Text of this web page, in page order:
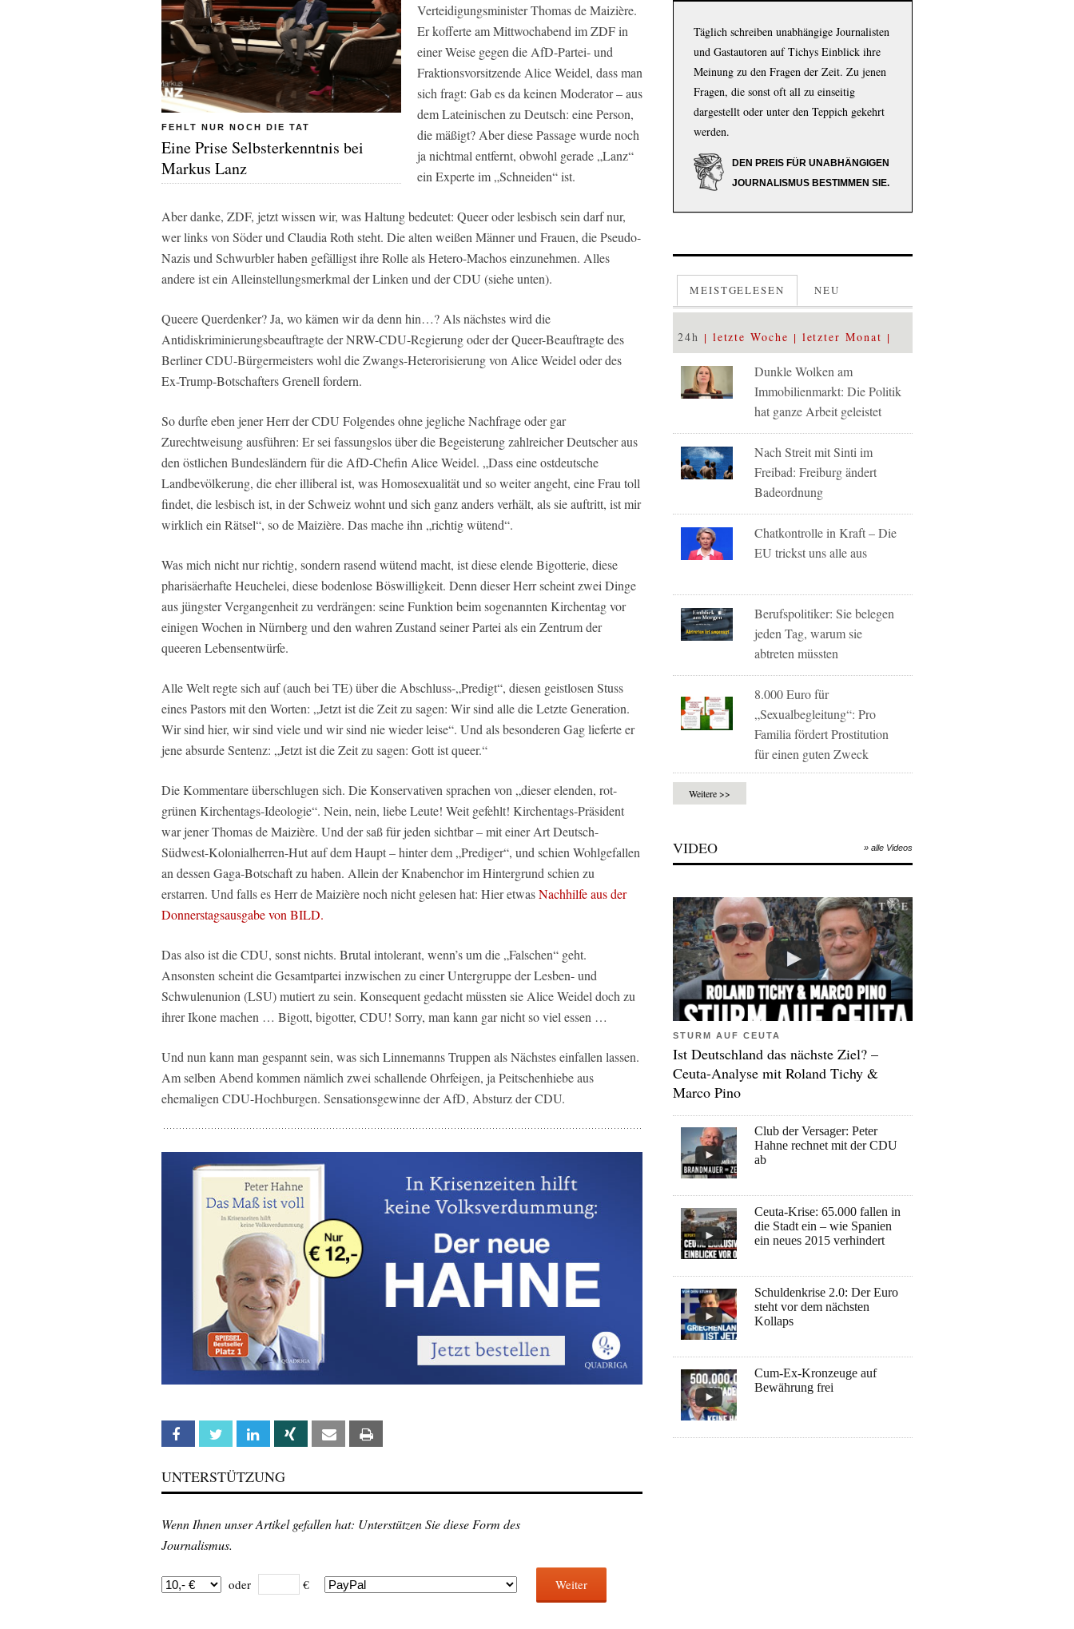
FEHLT NUR NOCH DIE TAT
Eine Prise Selbsterkenntnis bei
Markus Lanz
Verteidigungsminister Thomas de Maizière.
Er kofferte am Mittwochabend im ZDF in
einer Weise gegen die AfD-Partei- und
Fraktionsvorsitzende Alice Weidel, dass man
sich fragt: Gab es da keinen Moderator – aus
dem Lateinischen zu Deutsch: eine Person,
die mäßigt? Aber diese Passage wurde noch
ja nichtmal entfernt, obwohl gerade „Lanz“
ein Experte im „Schneiden“ ist.
Aber danke, ZDF, jetzt wissen wir, was Haltung bedeutet: Queer oder lesbisch sein darf nur,
wer links von Söder und Claudia Roth steht. Die alten weißen Männer und Frauen, die Pseudo-
Nazis und Schwurbler haben gefälligst ihre Rolle als Hetero-Machos einzunehmen. Alles
andere ist ein Alleinstellungsmerkmal der Linken und der CDU (siehe unten).
Queere Querdenker? Ja, wo kämen wir da denn hin…? Als nächstes wird die
Antidiskriminierungsbeauftragte der NRW-CDU-Regierung oder der Queer-Beauftragte des
Berliner CDU-Bürgermeisters wohl die Zwangs-Heterorisierung von Alice Weidel oder des
Ex-Trump-Botschafters Grenell fordern.
So durfte eben jener Herr der CDU Folgendes ohne jegliche Nachfrage oder gar
Zurechtweisung ausführen: Er sei fassungslos über die Begeisterung zahlreicher Deutscher aus
den östlichen Bundesländern für die AfD-Chefin Alice Weidel. „Dass eine ostdeutsche
Landbevölkerung, die eher illiberal ist, was Homosexualität und so weiter angeht, eine Frau toll
findet, die lesbisch ist, in der Schweiz wohnt und sich ganz anders verhält, als sie auftritt, ist mir
wirklich ein Rätsel“, so de Maizière. Das mache ihn „richtig wütend“.
Was mich nicht nur richtig, sondern rasend wütend macht, ist diese elende Bigotterie, diese
pharisäerhafte Heuchelei, diese bodenlose Böswilligkeit. Denn dieser Herr scheint zwei Dinge
aus jüngster Vergangenheit zu verdrängen: seine Funktion beim sogenannten Kirchentag vor
einigen Wochen in Nürnberg und den wahren Zustand seiner Partei als ein Zentrum der
queeren Lebensentwürfe.
Alle Welt regte sich auf (auch bei TE) über die Abschluss-„Predigt“, diesen geistlosen Stuss
eines Pastors mit den Worten: „Jetzt ist die Zeit zu sagen: Wir sind alle die Letzte Generation.
Wir sind hier, wir sind viele und wir sind nie wieder leise“. Und als besonderen Gag lieferte er
jene absurde Sentenz: „Jetzt ist die Zeit zu sagen: Gott ist queer.“
Die Kommentare überschlugen sich. Die Konservativen sprachen von „dieser elenden, rot-
grünen Kirchentags-Ideologie“. Nein, nein, liebe Leute! Weit gefehlt! Kirchentags-Präsident
war jener Thomas de Maizière. Und der saß für jeden sichtbar – mit einer Art Deutsch-
Südwest-Kolonialherren-Hut auf dem Haupt – hinter dem „Prediger“, und schien Wohlgefallen
an dessen Gaga-Botschaft zu haben. Allein der Knabenchor im Hintergrund schien zu
erstarren. Und falls es Herr de Maizière noch nicht gelesen hat: Hier etwasNachhilfe aus der
Donnerstagsausgabe von BILD.
Das also ist die CDU, sonst nichts. Brutal intolerant, wenn’s um die „Falschen“ geht.
Ansonsten scheint die Gesamtpartei inzwischen zu einer Untergruppe der Lesben- und
Schwulenunion (LSU) mutiert zu sein. Konsequent gedacht müssten sie Alice Weidel doch zu
ihrer Ikone machen … Bigott, bigotter, CDU! Sorry, man kann gar nicht so viel essen …
Und nun kann man gespannt sein, was sich Linnemanns Truppen als Nächstes einfallen lassen.
Am selben Abend kommen nämlich zwei schallende Ohrfeigen, ja Peitschenhiebe aus
ehemaligen CDU-Hochburgen. Sensationsgewinne der AfD, Absturz der CDU.
Facebook Twitter Linkedin Xing Email
UNTERSTÜTZUNG
Wenn Ihnen unser Artikel gefallen hat: Unterstützen Sie diese Form des
Journalismus.
oder € Weiter
Täglich schreiben unabhängige Journalisten
und Gastautoren auf Tichys Einblick ihre
Meinung zu den Fragen der Zeit. Zu jenen
Fragen, die sonst oft all zu einseitig
dargestellt oder unter den Teppich gekehrt
werden.
DEN PREIS FÜR UNABHÄNGIGEN
JOURNALISMUS BESTIMMEN SIE.
MEISTGELESEN NEU
24h letzte Woche letzter Monat
Dunkle Wolken am
Immobilienmarkt: Die Politik
hat ganze Arbeit geleistet
Nach Streit mit Sinti im
Freibad: Freiburg ändert
Badeordnung
Chatkontrolle in Kraft – Die
EU trickst uns alle aus
Berufspolitiker: Sie belegen
jeden Tag, warum sie
abtreten müssten
8.000 Euro für
„Sexualbegleitung“: Pro
Familia fördert Prostitution
für einen guten Zweck
Weitere >>
VIDEO » alle Videos
STURM AUF CEUTA
Ist Deutschland das nächste Ziel? –
Ceuta-Analyse mit Roland Tichy &
Marco Pino
Club der Versager: Peter
Hahne rechnet mit der CDU
ab
Ceuta-Krise: 65.000 fallen in
die Stadt ein – wie Spanien
ein neues 2015 verhindert
Schuldenkrise 2.0: Der Euro
steht vor dem nächsten
Kollaps
Cum-Ex-Kronzeuge auf
Bewährung frei